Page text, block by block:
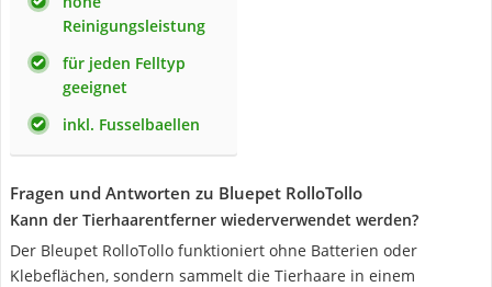
Reinigungsleistung
für jeden Felltyp
geeignet
inkl. Fusselbaellen
Fragen und Antworten zu Bluepet RolloTollo
Kann der Tierhaarentferner wiederverwendet werden?
Der Bleupet RolloTollo funktioniert ohne Batterien oder
Klebeflächen, sondern sammelt die Tierhaare in einem